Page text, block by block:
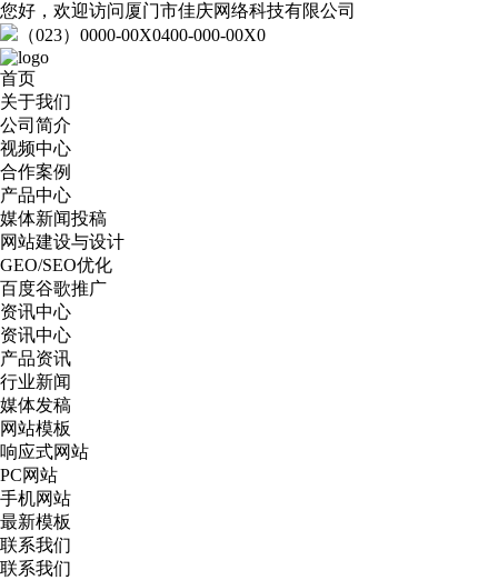
您好，欢迎访问厦门市佳庆网络科技有限公司
（023）0000-00X0400-000-00X0
首页
关于我们
公司简介
视频中心
合作案例
产品中心
媒体新闻投稿
网站建设与设计
GEO/SEO优化
百度谷歌推广
资讯中心
资讯中心
产品资讯
行业新闻
媒体发稿
网站模板
响应式网站
PC网站
手机网站
最新模板
联系我们
联系我们